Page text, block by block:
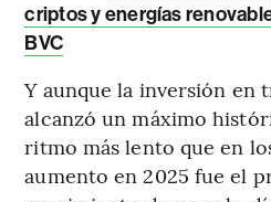
criptos y energías
BVC
Y aunque la inversión en
alcanzó un máximo
ritmo más lento que en
aumento en 2025 fue el